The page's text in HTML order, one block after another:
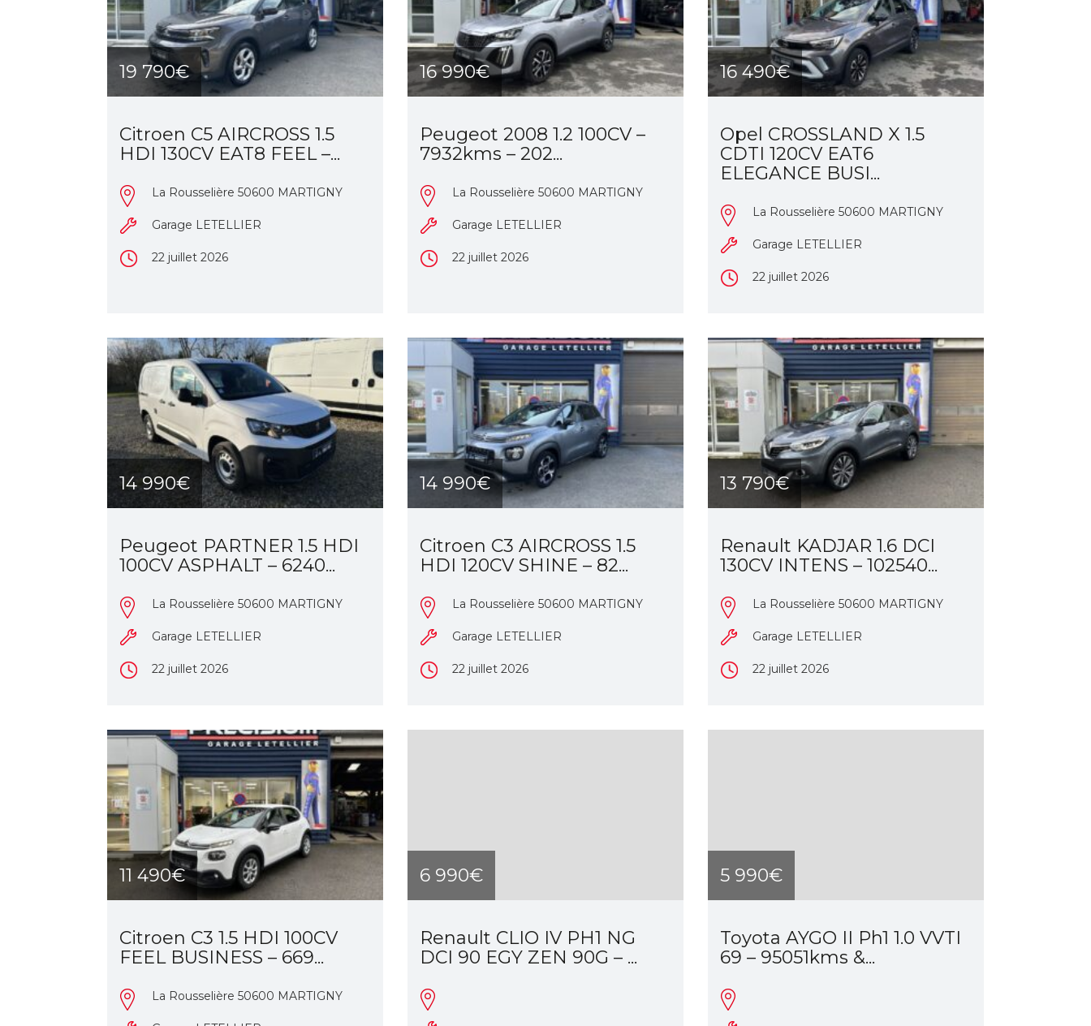
19 790€
Citroen C5 AIRCROSS 1.5
HDI 130CV EAT8 FEEL –...
La Rousselière 50600 MARTIGNY
Garage LETELLIER
22 juillet 2026
16 990€
Peugeot 2008 1.2 100CV –
7932kms – 202...
La Rousselière 50600 MARTIGNY
Garage LETELLIER
22 juillet 2026
16 490€
Opel CROSSLAND X 1.5
CDTI 120CV EAT6
ELEGANCE BUSI...
La Rousselière 50600 MARTIGNY
Garage LETELLIER
22 juillet 2026
14 990€
Peugeot PARTNER 1.5 HDI
100CV ASPHALT – 6240...
La Rousselière 50600 MARTIGNY
Garage LETELLIER
22 juillet 2026
14 990€
Citroen C3 AIRCROSS 1.5
HDI 120CV SHINE – 82...
La Rousselière 50600 MARTIGNY
Garage LETELLIER
22 juillet 2026
13 790€
Renault KADJAR 1.6 DCI
130CV INTENS – 102540...
La Rousselière 50600 MARTIGNY
Garage LETELLIER
22 juillet 2026
11 490€
Citroen C3 1.5 HDI 100CV
FEEL BUSINESS – 669...
La Rousselière 50600 MARTIGNY
6 990€
Renault CLIO IV PH1 NG
DCI 90 EGY ZEN 90G – ...
5 990€
Toyota AYGO II Ph1 1.0 VVTI
69 – 95051kms &...